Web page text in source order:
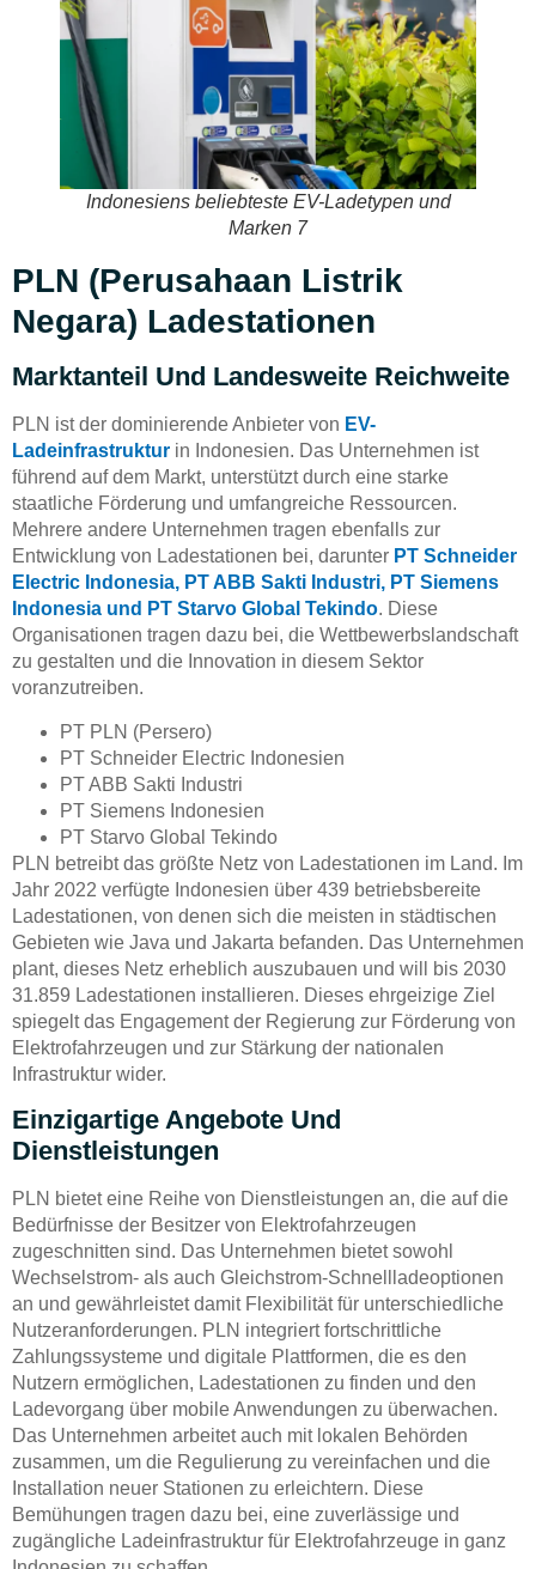
Indonesiens beliebteste EV-Ladetypen und
Marken 7
PLN (Perusahaan Listrik
Negara) Ladestationen
Marktanteil Und Landesweite Reichweite
PLN ist der dominierende Anbieter von EV-
Ladeinfrastruktur in Indonesien. Das Unternehmen ist
führend auf dem Markt, unterstützt durch eine starke
staatliche Förderung und umfangreiche Ressourcen.
Mehrere andere Unternehmen tragen ebenfalls zur
Entwicklung von Ladestationen bei, darunter PT Schneider
Electric Indonesia, PT ABB Sakti Industri, PT Siemens
Indonesia und PT Starvo Global Tekindo. Diese
Organisationen tragen dazu bei, die Wettbewerbslandschaft
zu gestalten und die Innovation in diesem Sektor
voranzutreiben.
PT PLN (Persero)
PT Schneider Electric Indonesien
PT ABB Sakti Industri
PT Siemens Indonesien
PT Starvo Global Tekindo
PLN betreibt das größte Netz von Ladestationen im Land. Im
Jahr 2022 verfügte Indonesien über 439 betriebsbereite
Ladestationen, von denen sich die meisten in städtischen
Gebieten wie Java und Jakarta befanden. Das Unternehmen
plant, dieses Netz erheblich auszubauen und will bis 2030
31.859 Ladestationen installieren. Dieses ehrgeizige Ziel
spiegelt das Engagement der Regierung zur Förderung von
Elektrofahrzeugen und zur Stärkung der nationalen
Infrastruktur wider.
Einzigartige Angebote Und
Dienstleistungen
PLN bietet eine Reihe von Dienstleistungen an, die auf die
Bedürfnisse der Besitzer von Elektrofahrzeugen
zugeschnitten sind. Das Unternehmen bietet sowohl
Wechselstrom- als auch Gleichstrom-Schnellladeoptionen
an und gewährleistet damit Flexibilität für unterschiedliche
Nutzeranforderungen. PLN integriert fortschrittliche
Zahlungssysteme und digitale Plattformen, die es den
Nutzern ermöglichen, Ladestationen zu finden und den
Ladevorgang über mobile Anwendungen zu überwachen.
Das Unternehmen arbeitet auch mit lokalen Behörden
zusammen, um die Regulierung zu vereinfachen und die
Installation neuer Stationen zu erleichtern. Diese
Bemühungen tragen dazu bei, eine zuverlässige und
zugängliche Ladeinfrastruktur für Elektrofahrzeuge in ganz